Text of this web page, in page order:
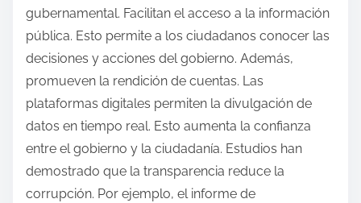
gubernamental. Facilitan el acceso a la información
pública. Esto permite a los ciudadanos conocer las
decisiones y acciones del gobierno. Además,
promueven la rendición de cuentas. Las
plataformas digitales permiten la divulgación de
datos en tiempo real. Esto aumenta la confianza
entre el gobierno y la ciudadanía. Estudios han
demostrado que la transparencia reduce la
corrupción. Por ejemplo, el informe de